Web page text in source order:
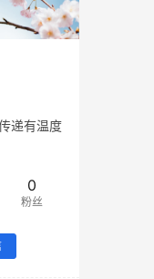
递有温度
0
粉丝